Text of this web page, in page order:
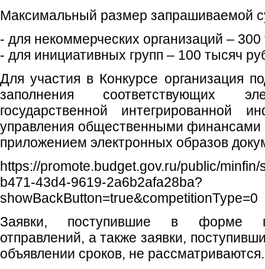
Максимальный размер запрашиваемой
- для некоммерческих организаций –
- для инициативных групп – 100 тысяч
Для участия в Конкурсе организация
заполнения соответствующих
государственной интегрированной
управления общественными
приложением электронных образов
https://promote.budget.gov.ru/public/
b471-43d4-9619-2a6b2afa28ba?
showBackButton=true&competitionType=0
Заявки, поступившие в форме
отправлений, а также заявки,
объявлении сроков, не рассматриваются.